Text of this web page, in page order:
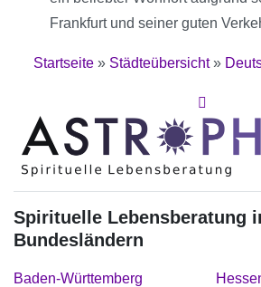
Frankfurt und seiner guten
Startseite » Städteübersicht»
Spirituelle Lebensberatung
Bundesländern
Baden-Württemberg